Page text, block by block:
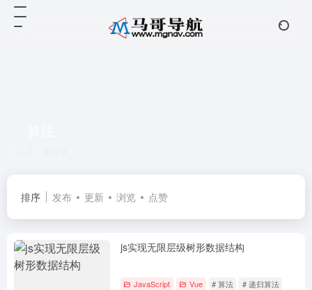
排序 发布 更新 浏览 点赞
js实现无限层级树形数据结构
JavaScript Vue # 算法 # 递归算法